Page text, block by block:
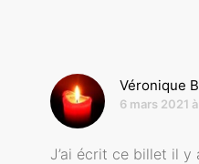
Véronique
6 mars 2021
J’ai écrit ce billet il y